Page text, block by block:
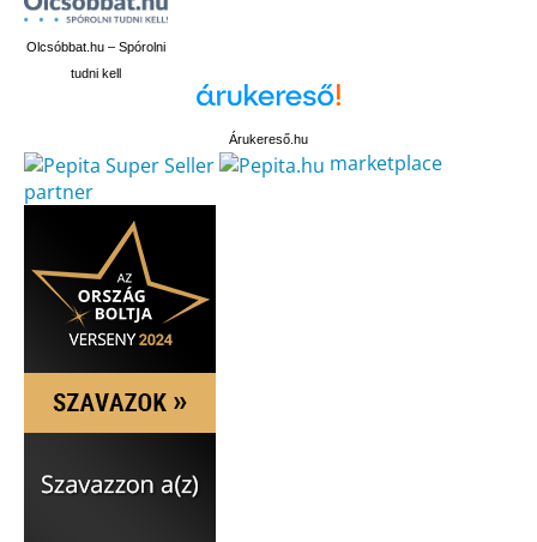
Olcsóbbat.hu – Spórolni
tudni kell
Árukereső.hu
marketplace
partner